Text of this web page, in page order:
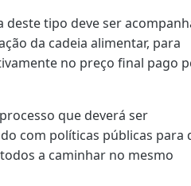
tipo deve ser
da cadeia alimentar, para
no preço final pago
que deverá ser
com políticas públicas para
a caminhar no mesmo